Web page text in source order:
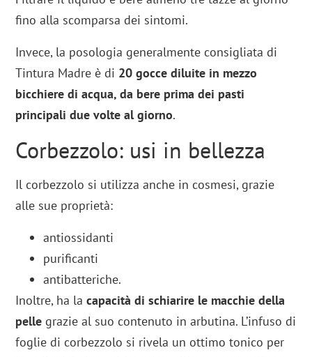
fino alla scomparsa dei sintomi.
Invece, la posologia generalmente consigliata di
Tintura Madre è di 20 gocce diluite in mezzo
bicchiere di acqua, da bere prima dei pasti
principali due volte al giorno.
Corbezzolo: usi in bellezza
Il corbezzolo si utilizza anche in cosmesi, grazie
alle sue proprietà:
antiossidanti
purificanti
antibatteriche.
Inoltre, ha lacapacità di schiarire le macchie della
pelle grazie al suo contenuto in arbutina. L’infuso di
foglie di corbezzolo si rivela un ottimo tonico per